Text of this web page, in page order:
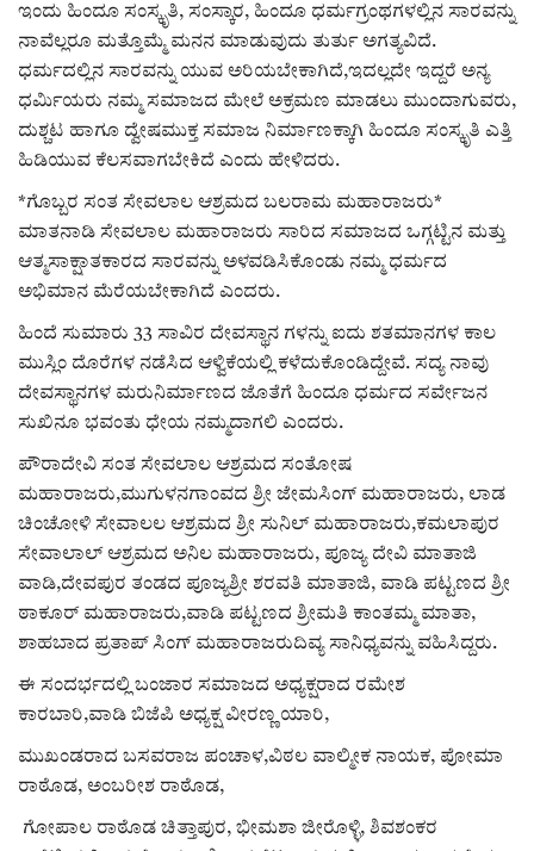
ಇಂದು ಹಿಂದೂ ಸಂಸ್ಕೃತಿ, ಸಂಸ್ಕಾರ, ಹಿಂದೂ ಧರ್ಮಗ್ರಂಥಗಳಲ್ಲಿನ ಸಾರವನ್ನು
ನಾವೆಲ್ಲರೂ ಮತ್ತೊಮ್ಮೆ ಮನನ ಮಾಡುವುದು ತುರ್ತು ಅಗತ್ಯವಿದೆ.
ಧರ್ಮದಲ್ಲಿನ ಸಾರವನ್ನು ಯುವ ಅರಿಯಬೇಕಾಗಿದೆ,ಇದಲ್ಲದೇ ಇದ್ದರೆ ಅನ್ಯ
ಧರ್ಮಿಯರು ನಮ್ಮ ಸಮಾಜದ ಮೇಲೆ ಅಕ್ರಮಣ ಮಾಡಲು ಮುಂದಾಗುವರು,
ದುಶ್ಚಟ ಹಾಗೂ ದ್ವೇಷಮುಕ್ತ ಸಮಾಜ ನಿರ್ಮಾಣಕ್ಕಾಗಿ ಹಿಂದೂ ಸಂಸ್ಕೃತಿ ಎತ್ತಿ
ಹಿಡಿಯುವ ಕೆಲಸವಾಗಬೇಕಿದೆ ಎಂದು ಹೇಳಿದರು.
*ಗೊಬ್ಬರ ಸಂತ ಸೇವಲಾಲ ಆಶ್ರಮದ ಬಲರಾಮ ಮಹಾರಾಜರು*
ಮಾತನಾಡಿ ಸೇವಲಾಲ ಮಹಾರಾಜರು ಸಾರಿದ ಸಮಾಜದ ಒಗ್ಗಟ್ಟಿನ ಮತ್ತು
ಆತ್ಮಸಾಕ್ಷಾತಕಾರದ ಸಾರವನ್ನು ಅಳವಡಿಸಿಕೊಂಡು ನಮ್ಮ ಧರ್ಮದ
ಅಭಿಮಾನ ಮೆರೆಯಬೇಕಾಗಿದೆ ಎಂದರು.
ಹಿಂದೆ ಸುಮಾರು 33 ಸಾವಿರ ದೇವಸ್ಥಾನ ಗಳನ್ನು ಐದು ಶತಮಾನಗಳ ಕಾಲ
ಮುಸ್ಲಿಂ ದೊರೆಗಳ ನಡೆಸಿದ ಆಳ್ವಿಕೆಯಲ್ಲಿ ಕಳೆದುಕೊಂಡಿದ್ದೇವೆ. ಸದ್ಯ ನಾವು
ದೇವಸ್ಥಾನಗಳ ಮರುನಿರ್ಮಾಣದ ಜೊತೆಗೆ ಹಿಂದೂ ಧರ್ಮದ ಸರ್ವೇಜನ
ಸುಖಿನೂ ಭವಂತು ಧೇಯ ನಮ್ಮದಾಗಲಿ ಎಂದರು.
ಪೌರಾದೇವಿ ಸಂತ ಸೇವಲಾಲ ಆಶ್ರಮದ ಸಂತೋಷ
ಮಹಾರಾಜರು,ಮುಗುಳನಗಾಂವದ ಶ್ರೀ ಜೇಮಸಿಂಗ್ ಮಹಾರಾಜರು, ಲಾಡ
ಚಿಂಚೋಳಿ ಸೇವಾಲಲ ಆಶ್ರಮದ ಶ್ರೀ ಸುನಿಲ್ ಮಹಾರಾಜರು,ಕಮಲಾಪುರ
ಸೇವಾಲಾಲ್ ಆಶ್ರಮದ ಅನಿಲ ಮಹಾರಾಜರು, ಪೂಜ್ಯ ದೇವಿ ಮಾತಾಜಿ
ವಾಡಿ,ದೇವಪುರ ತಂಡದ ಪೂಜ್ಯಶ್ರೀ ಶರವತಿ ಮಾತಾಜಿ, ವಾಡಿ ಪಟ್ಟಣದ ಶ್ರೀ
ಠಾಕೂರ್ ಮಹಾರಾಜರು,ವಾಡಿ ಪಟ್ಟಣದ ಶ್ರೀಮತಿ ಕಾಂತಮ್ಮ ಮಾತಾ,
ಶಾಹಬಾದ ಪ್ರತಾಪ್ ಸಿಂಗ್ ಮಹಾರಾಜರುದಿವ್ಯ ಸಾನಿಧ್ಯವನ್ನು ವಹಿಸಿದ್ದರು.
ಈ ಸಂದರ್ಭದಲ್ಲಿ ಬಂಜಾರ ಸಮಾಜದ ಅಧ್ಯಕ್ಷರಾದ ರಮೇಶ
ಕಾರಬಾರಿ,ವಾಡಿ ಬಿಜೆಪಿ ಅಧ್ಯಕ್ಷ ವೀರಣ್ಣ ಯಾರಿ,
ಮುಖಂಡರಾದ ಬಸವರಾಜ ಪಂಚಾಳ,ವಿಠಲ ವಾಲ್ಮೀಕ ನಾಯಕ, ಪೋಮಾ
ರಾಠೊಡ, ಅಂಬರೀಶ ರಾಠೊಡ,
ಗೋಪಾಲ ರಾಠೊಡ ಚಿತ್ತಾಪುರ, ಭೀಮಶಾ ಜೀರೊಳ್ಳಿ, ಶಿವಶಂಕರ